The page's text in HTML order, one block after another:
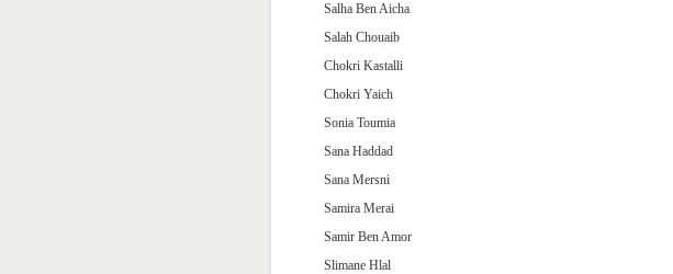
Salha Ben Aicha
Salah Chouaib
Chokri Kastalli
Chokri Yaich
Sonia Toumia
Sana Haddad
Sana Mersni
Samira Merai
Samir Ben Amor
Slimane Hlal